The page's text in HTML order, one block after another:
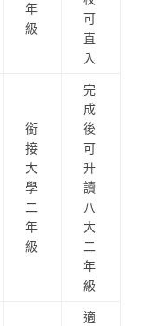
年
級
可
直
入
銜
接
大
學
二
年
級
完
成
後
可
升
讀
八
大
二
年
級
適